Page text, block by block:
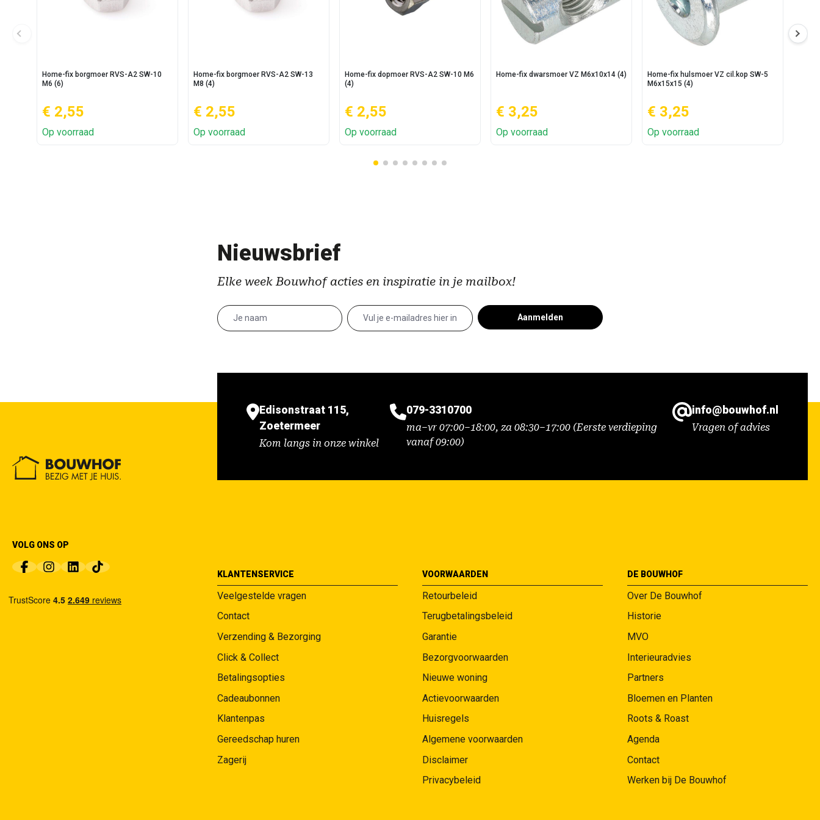
Home-fix borgmoer RVS-A2 SW-10
M6 (6)
€ 2,55
Op voorraad
Home-fix borgmoer RVS-A2 SW-13
M8 (4)
€ 2,55
Op voorraad
Home-fix dopmoer RVS-A2 SW-10 M6
(4)
€ 2,55
Op voorraad
Home-fix dwarsmoer VZ M6x10x14 (4)
€ 3,25
Op voorraad
Home-fix hulsmoer VZ cil.kop SW-5
M6x15x15 (4)
€ 3,25
Op voorraad
Nieuwsbrief
Elke week Bouwhof acties en inspiratie in je mailbox!
Aanmelden
Edisonstraat 115,
Zoetermeer
Kom langs in onze winkel
079-3310700
ma–vr 07:00–18:00, za 08:30–17:00 (Eerste verdieping
vanaf 09:00)
info@bouwhof.nl
Vragen of advies
VOLG ONS OP
KLANTENSERVICE
Veelgestelde vragen
Contact
Verzending & Bezorging
Click & Collect
Betalingsopties
Cadeaubonnen
Klantenpas
Gereedschap huren
Zagerij
VOORWAARDEN
Retourbeleid
Terugbetalingsbeleid
Garantie
Bezorgvoorwaarden
Nieuwe woning
Actievoorwaarden
Huisregels
Algemene voorwaarden
Disclaimer
Privacybeleid
DE BOUWHOF
Over De Bouwhof
Historie
MVO
Interieuradvies
Partners
Bloemen en Planten
Roots & Roast
Agenda
Contact
Werken bij De Bouwhof